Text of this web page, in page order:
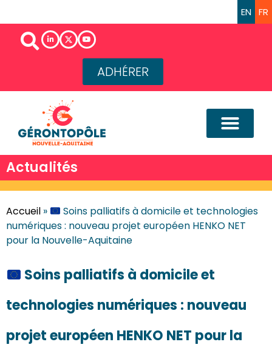
FR
EN
ADHÉRER
Actualités
Accueil »
Soins palliatifs à domicile et technologies
numériques : nouveau projet européen HENKO NET
pour la Nouvelle-Aquitaine
Soins palliatifs à domicile et
technologies numériques : nouveau
projet européen HENKO NET pour la